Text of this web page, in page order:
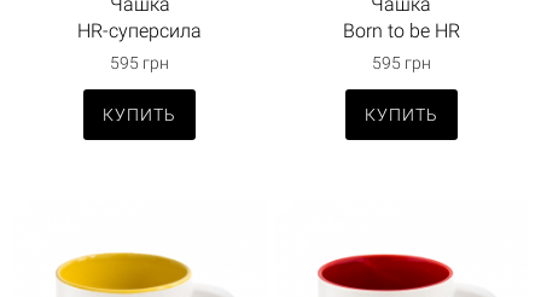
HR-суперсила
595 грн
КУПИТЬ
Born to be HR
595 грн
КУПИТЬ